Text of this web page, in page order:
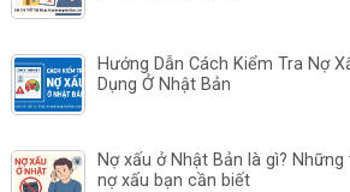
Hướng Dẫn Cách Kiểm Tra Nợ
Dụng Ở Nhật Bản
Nợ xấu ở Nhật Bản là gì?
nợ xấu bạn cần biết